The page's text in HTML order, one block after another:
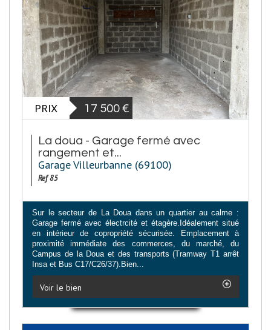
PRIX 17 500 €
La doua - Garage fermé avec
rangement et...
Garage Villeurbanne (69100)
Ref 85
Sur le secteur de La Doua dans un quartier au calme :
Garage fermé avec électrcité et étagère.Idéalement situé
en intérieur de copropriété sécurisée. Emplacement à
proximité immédiate des commerces, du marché, du
Campus de la Doua et des transports (Tramway T1 arrêt
Insa et Bus C17/C26/37).Bien...
Voir le bien